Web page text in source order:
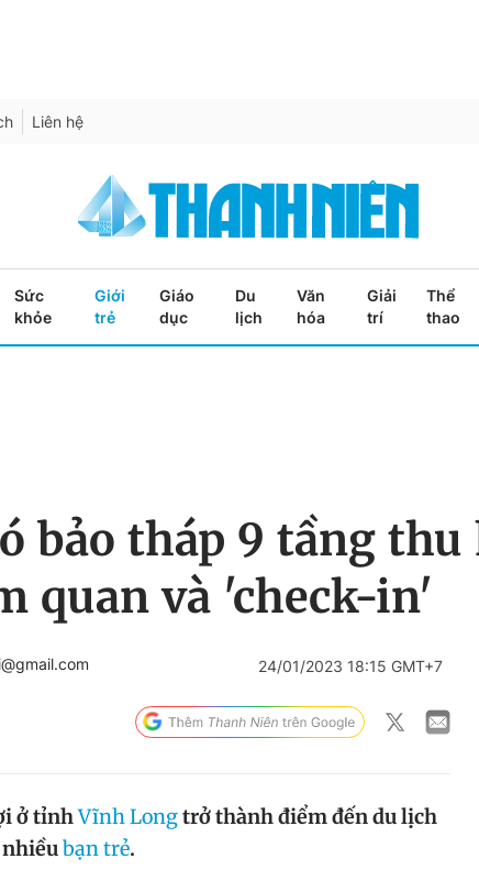
Liên hệ
Sức
khỏe
Giới
trẻ
Giáo
dục
Du
lịch
Văn
hóa
Giải
trí
Thể
thao
bảo tháp 9 tầng
quan và 'check-in'
24/01/2023 18:15 GMT+7
ở tỉnhVĩnh Longtrở thành điểm đến du lịch
bạn trẻ.